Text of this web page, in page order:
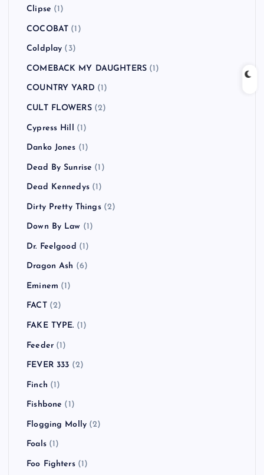
Clipse (1)
COCOBAT (1)
Coldplay (3)
COMEBACK MY DAUGHTERS (1)
COUNTRY YARD (1)
CULT FLOWERS(2)
Cypress Hill (1)
Danko Jones (1)
Dead By Sunrise (1)
Dead Kennedys(1)
Dirty Pretty Things(2)
Down By Law (1)
Dr. Feelgood (1)
Dragon Ash (6)
Eminem (1)
FACT(2)
FAKE TYPE. (1)
Feeder(1)
FEVER 333 (2)
Finch (1)
Fishbone (1)
Flogging Molly (2)
Foals(1)
Foo Fighters(1)